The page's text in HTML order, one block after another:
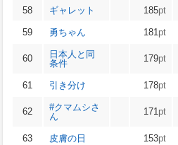
58 ギャレット 185pt
59 勇ちゃん 181pt
60
日本人と同
条件
179pt
61 引き分け 178pt
62
#クマムシさ
ん
171pt
63 皮膚の日 153pt